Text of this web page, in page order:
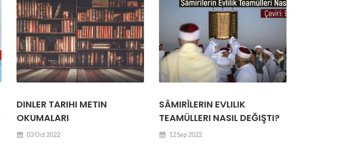
DINLER TARIHI METIN
OKUMALARI
03 Oct 2022
SÂMIRÎLERIN EVLILIK
TEAMÜLLERI NASIL DEĞIŞTI?
12 Sep 2022